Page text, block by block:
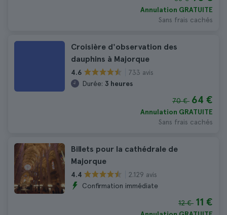
Annulation GRATUITE
Sans frais cachés
Croisière d'observation des
dauphins à Majorque
4.6
733 avis
Durée: 3 heures
70 € 64 €
Annulation GRATUITE
Sans frais cachés
Billets pour la cathédrale de
Majorque
4.4
2.129 avis
Confirmation immédiate
12 € 11 €